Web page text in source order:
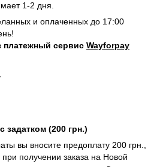
1-2 дня.
и оплаченных до 17:00
платежный сервис Wayforpay
задатком (200 грн.)
вы вносите предоплату 200 грн.,
получении заказа на Новой